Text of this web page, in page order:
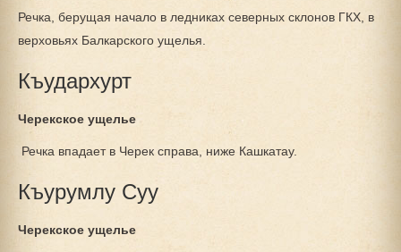
Речка, берущая начало в ледниках северных склонов ГКХ, в
верховьях Балкарского ущелья.
Къудархурт
Черекское ущелье
Речка впадает в Черек справа, ниже Кашкатау.
Къурумлу Суу
Черекское ущелье